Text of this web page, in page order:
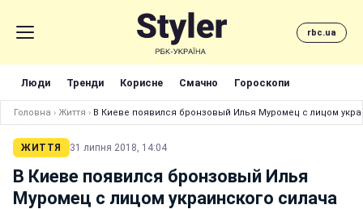
rbc.ua
Люди Тренди Корисне Смачно Гороскопи
Головна › Життя › В Киеве появился бронзовый Илья Муромец с лицом
ЖИТТЯ 31 липня 2018, 14:04
В Киеве появился бронзовый Илья
Муромец с лицом украинского силача